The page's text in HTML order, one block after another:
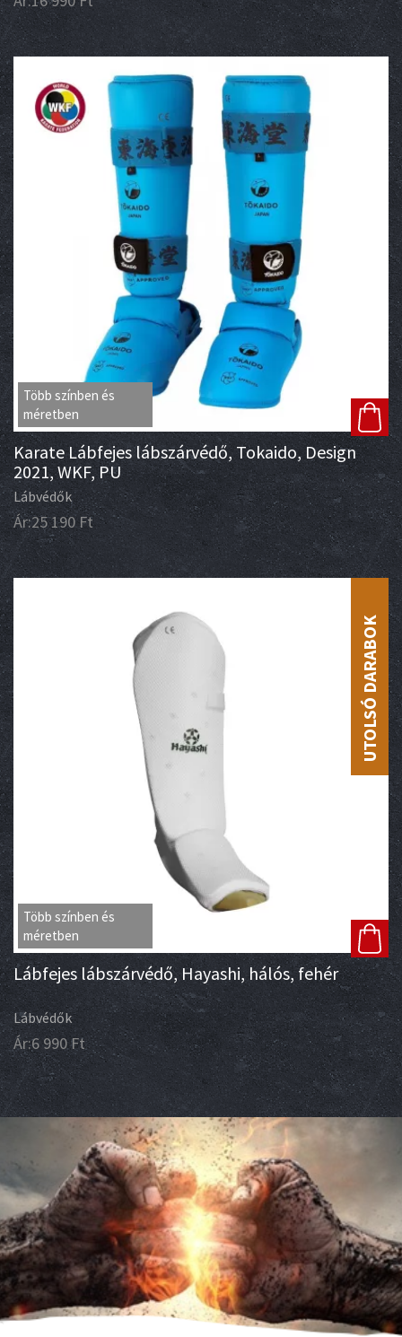
Több színben és
méretben
Karate Lábfejes lábszárvédő, Tokaido, Design
2021, WKF, PU
Lábvédők
Ár:25 190Ft
UTOLSÓ DARABOK
Több színben és
méretben
Lábfejes lábszárvédő, Hayashi, hálós, fehér
Lábvédők
Ár:6 990Ft